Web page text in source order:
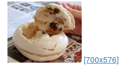
[700x576]